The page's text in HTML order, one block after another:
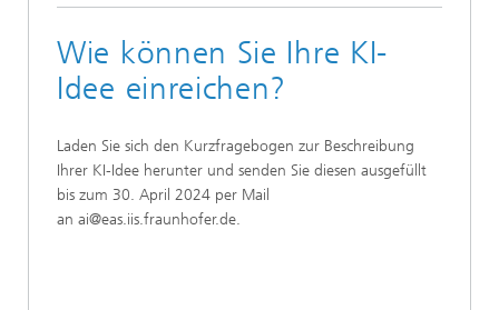
Wie können Sie Ihre KI-
Idee einreichen?
Laden Sie sich den Kurzfragebogen zur Beschreibung
Ihrer KI-Idee herunter und senden Sie diesen ausgefüllt
bis zum 30. April 2024 per Mail
an ai@eas.iis.fraunhofer.de.